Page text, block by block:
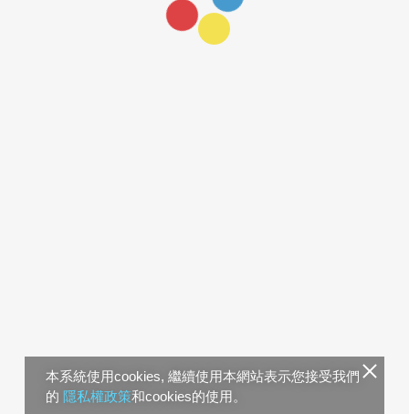
本系統使用cookies, 繼續使用本網站表示您接受我們
的 隱私權政策和cookies的使用。